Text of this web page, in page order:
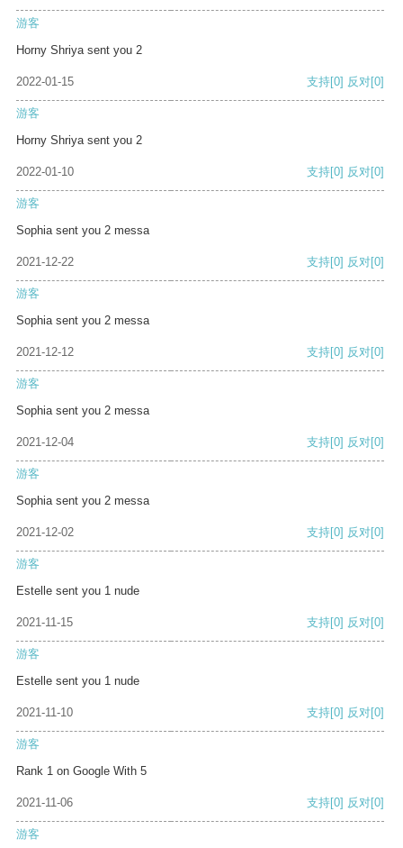
游客
Horny Shriya sent you 2
2022-01-15 支持[0] 反对[0]
游客
Horny Shriya sent you 2
2022-01-10 支持[0] 反对[0]
游客
Sophia sent you 2 messa
2021-12-22 支持[0] 反对[0]
游客
Sophia sent you 2 messa
2021-12-12 支持[0] 反对[0]
游客
Sophia sent you 2 messa
2021-12-04 支持[0] 反对[0]
游客
Sophia sent you 2 messa
2021-12-02 支持[0] 反对[0]
游客
Estelle sent you 1 nude
2021-11-15 支持[0] 反对[0]
游客
Estelle sent you 1 nude
2021-11-10 支持[0] 反对[0]
游客
Rank 1 on Google With 5
2021-11-06 支持[0] 反对[0]
游客